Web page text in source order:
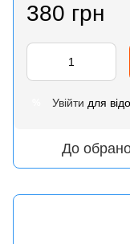
380 грн
Увійти для
До